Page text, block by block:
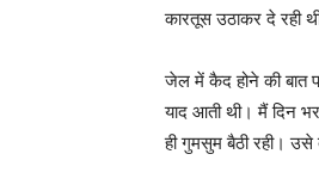
कारतूस उठाकर दे रही
जेल में कैद होने की बात
याद आती थी। मैं दिन
ही गुमसुम बैठी रही। उसे